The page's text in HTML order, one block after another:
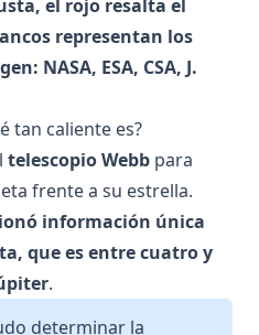
el rojo resalta el
representan los
NASA, ESA, CSA, J.
tan caliente es?
telescopio Webb para
frente a su estrella.
información única
que es entre cuatro y
.
determinar la